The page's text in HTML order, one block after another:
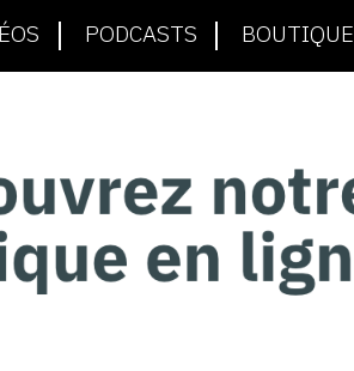
PODCASTS BOUTIQUE